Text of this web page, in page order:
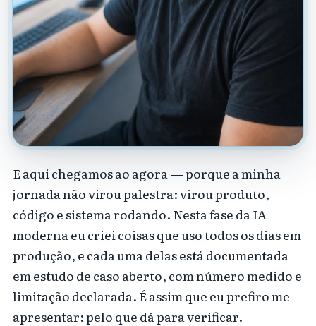
E aqui chegamos ao agora — porque a minha
jornada não virou palestra: virou produto,
código e sistema rodando. Nesta fase da IA
moderna eu criei coisas que uso todos os dias em
produção, e cada uma delas está documentada
em estudo de caso aberto, com número medido e
limitação declarada. É assim que eu prefiro me
apresentar: pelo que dá para verificar.